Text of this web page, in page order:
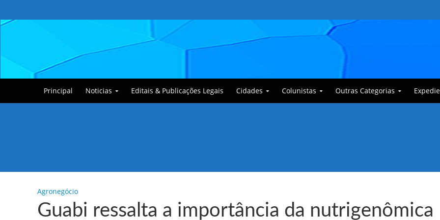
Principal Noticias Editais & Publicações Legais Cidades Colunistas Outras Categorias
Agronegócio
Guabi ressalta a importância da nutrigenômica